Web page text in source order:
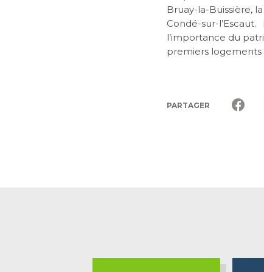
Bruay-la-Buissière,
Condé-sur-
l’importance du
premiers logements
PARTAGER